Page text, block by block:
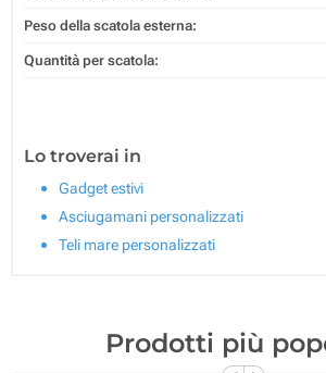
Peso della scatola esterna:
Quantità per scatola:
Lo troverai in
Gadget estivi
Asciugamani personalizzati
Teli mare personalizzati
Prodotti più